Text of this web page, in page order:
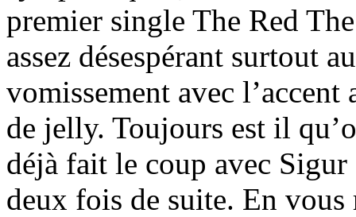
premier single The Red
assez désespérant surtout
vomissement avec
de jelly. Toujours est il
déjà fait le coup avec
deux fois de suite. En vous